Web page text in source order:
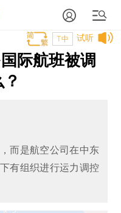
试听
T中
际航班被调
而是航空公司在中东
有组织进行运力调控